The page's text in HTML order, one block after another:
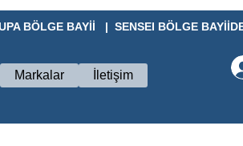
BÖLGE BAYİİ   |  SENSEI BÖLGE BAYİİ
Markalar İletişim